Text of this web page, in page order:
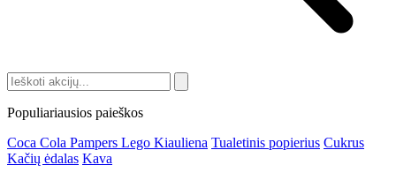
Populiariausios paieškos
Coca Cola Pampers Lego Kiauliena Tualetinis popierius Cukrus
Kačių ėdalas Kava